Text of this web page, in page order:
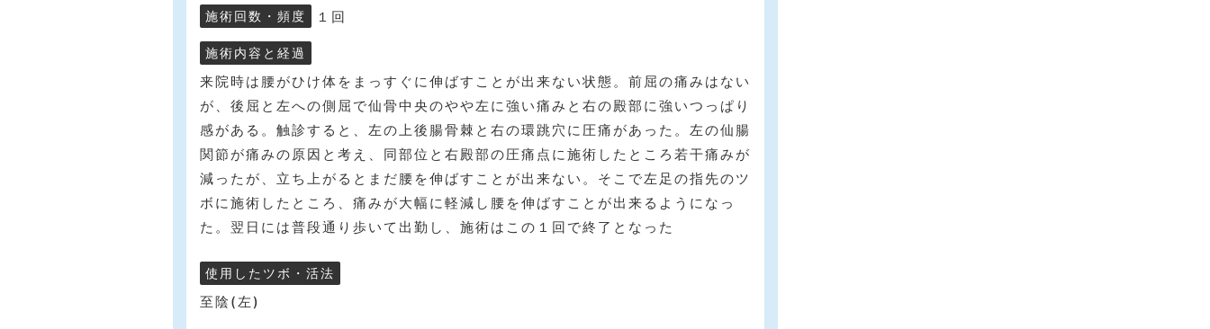
施術回数・頻度 １回
施術内容と経過
来院時は腰がひけ体をまっすぐに伸ばすことが出来ない状態。前屈の痛みはない
が、後屈と左への側屈で仙骨中央のやや左に強い痛みと右の殿部に強いつっぱり
感がある。触診すると、左の上後腸骨棘と右の環跳穴に圧痛があった。左の仙腸
関節が痛みの原因と考え、同部位と右殿部の圧痛点に施術したところ若干痛みが
減ったが、立ち上がるとまだ腰を伸ばすことが出来ない。そこで左足の指先のツ
ボに施術したところ、痛みが大幅に軽減し腰を伸ばすことが出来るようになっ
た。翌日には普段通り歩いて出勤し、施術はこの１回で終了となった
使用したツボ・活法
至陰(左)